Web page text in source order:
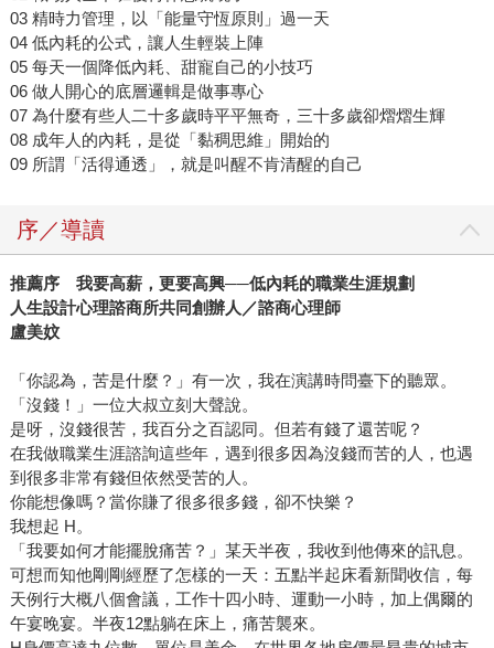
03 精時力管理，以「能量守恆原則」過一天
04 低內耗的公式，讓人生輕裝上陣
05 每天一個降低內耗、甜寵自己的小技巧
06 做人開心的底層邏輯是做事專心
07 為什麼有些人二十多歲時平平無奇，三十多歲卻熠熠生輝
08 成年人的內耗，是從「黏稠思維」開始的
09 所謂「活得通透」，就是叫醒不肯清醒的自己
序／導讀
推薦序 我要高薪，更要高興──低內耗的職業生涯規劃
人生設計心理諮商所共同創辦人／諮商心理師
盧美妏
「你認為，苦是什麼？」有一次，我在演講時問臺下的聽眾。
「沒錢！」一位大叔立刻大聲說。
是呀，沒錢很苦，我百分之百認同。但若有錢了還苦呢？
在我做職業生涯諮詢這些年，遇到很多因為沒錢而苦的人，也遇
到很多非常有錢但依然受苦的人。
你能想像嗎？當你賺了很多很多錢，卻不快樂？
我想起 H。
「我要如何才能擺脫痛苦？」某天半夜，我收到他傳來的訊息。
可想而知他剛剛經歷了怎樣的一天：五點半起床看新聞收信，每
天例行大概八個會議，工作十四小時、運動一小時，加上偶爾的
午宴晚宴。半夜12點躺在床上，痛苦襲來。